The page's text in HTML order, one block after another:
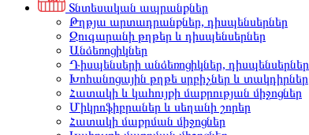
Տնտեսական ապրանքներ
Թղթյա արտադրանքներ, դիսպենսերներ
Զուգարանի թղթեր և դիսպենսերներ
Անձեռոցիկներ
Դիսպենսերի անձեռոցիկներ, դիսպենսերներ
Խոհանոցային թղթե սրբիչներ և տակդիրներ
Հատակի և կահույքի մաքրության միջոցներ
Միկրոֆիբրաներ և սեղանի շորեր
Հատակի մաքրման միջոցներ